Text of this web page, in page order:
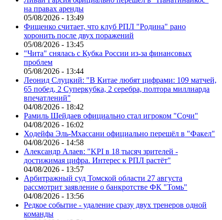
на правах аренды
05/08/2026 - 13:49
Фищенко считает, что клуб РПЛ "Родина" рано
хоронить после двух поражений
05/08/2026 - 13:45
"Чита" снялась с Кубка России из-за финансовых
проблем
05/08/2026 - 13:44
Леонид Слуцкий: "В Китае любят цифрами: 109 матчей,
65 побед, 2 Суперкубка, 2 серебра, полтора миллиарда
впечатлений"
04/08/2026 - 18:42
Рамиль Шейдаев официально стал игроком "Сочи"
04/08/2026 - 16:02
Ходейфа Эль-Мхассани официально перешёл в "Факел"
04/08/2026 - 14:58
Александр Алаев: "KPI в 18 тысяч зрителей -
достижимая цифра. Интерес к РПЛ растёт"
04/08/2026 - 13:57
Арбитражный суд Томской области 27 августа
рассмотрит заявление о банкротстве ФК "Томь"
04/08/2026 - 13:56
Редкое событие - удаление сразу двух тренеров одной
команды